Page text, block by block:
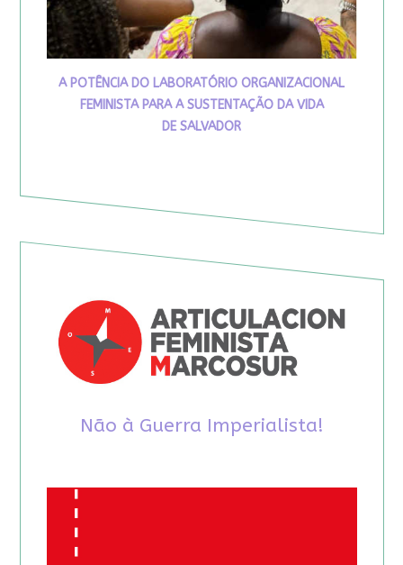
A POTÊNCIA DO LABORATÓRIO ORGANIZACIONAL
FEMINISTA PARA A SUSTENTAÇÃO DA VIDA
DE SALVADOR
Não à Guerra Imperialista!